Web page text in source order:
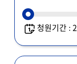
고객들한테
징수하는
무엇
청원기간 :